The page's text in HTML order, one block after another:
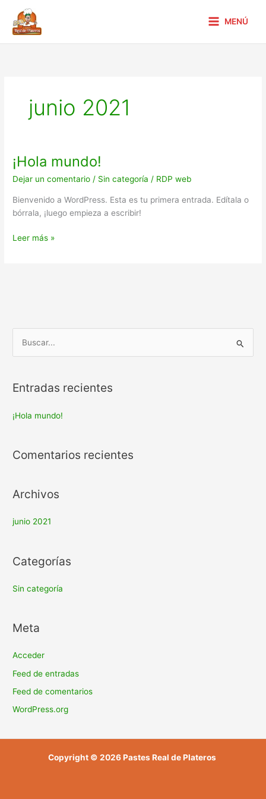
contenido
MENÚ
junio 2021
¡Hola mundo!
Dejar un comentario / Sin categoría / RDP web
Bienvenido a WordPress. Esta es tu primera entrada. Edítala o
bórrala, ¡luego empieza a escribir!
¡Hola
mundo!
Leer más »
c
Entradas recientes
¡Hola mundo!
Comentarios recientes
Archivos
junio 2021
Categorías
Sin categoría
Meta
Acceder
Feed de entradas
Feed de comentarios
WordPress.org
Copyright © 2026 Pastes Real de Plateros